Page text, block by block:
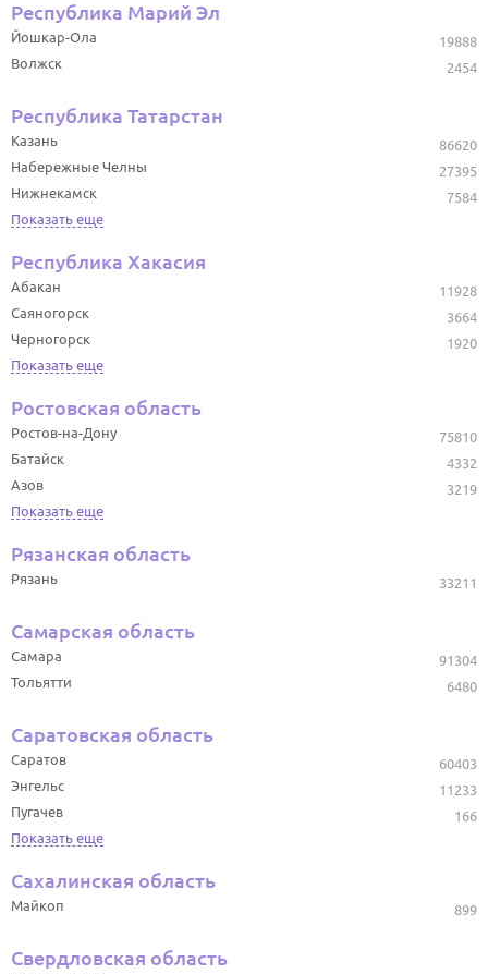
Республика Марий Эл
19888
Йошкар-Ола
2454
Волжск
Республика Татарстан
86620
Казань
27395
Набережные Челны
7584
Нижнекамск
Показать еще
Республика Хакасия
11928
Абакан
3664
Саяногорск
1920
Черногорск
Показать еще
Ростовская область
75810
Ростов-на-Дону
4332
Батайск
3219
Азов
Показать еще
Рязанская область
33211
Рязань
Самарская область
91304
Самара
6480
Тольятти
Саратовская область
60403
Саратов
11233
Энгельс
166
Пугачев
Показать еще
Сахалинская область
899
Майкоп
Свердловская область